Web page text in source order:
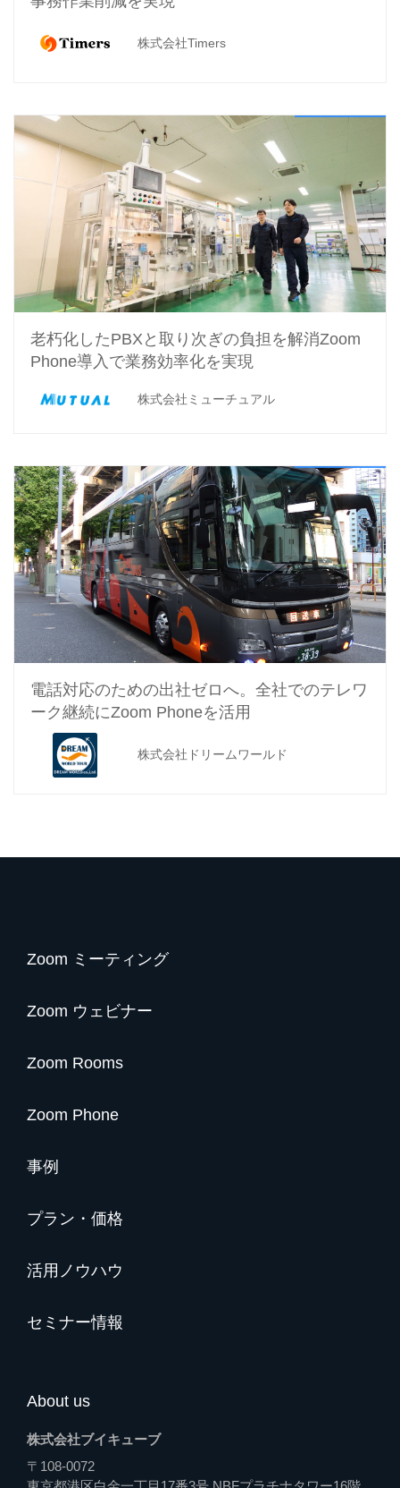
株式会社Timers
老朽化したPBXと取り次ぎの負担を解消Zoom
Phone導入で業務効率化を実現
株式会社ミューチュアル
電話対応のための出社ゼロへ。全社でのテレワ
ーク継続にZoom Phoneを活用
株式会社ドリームワールド
Zoom ミーティング
Zoom ウェビナー
Zoom Rooms
Zoom Phone
事例
プラン・価格
活用ノウハウ
セミナー情報
About us
株式会社ブイキューブ
〒108-0072